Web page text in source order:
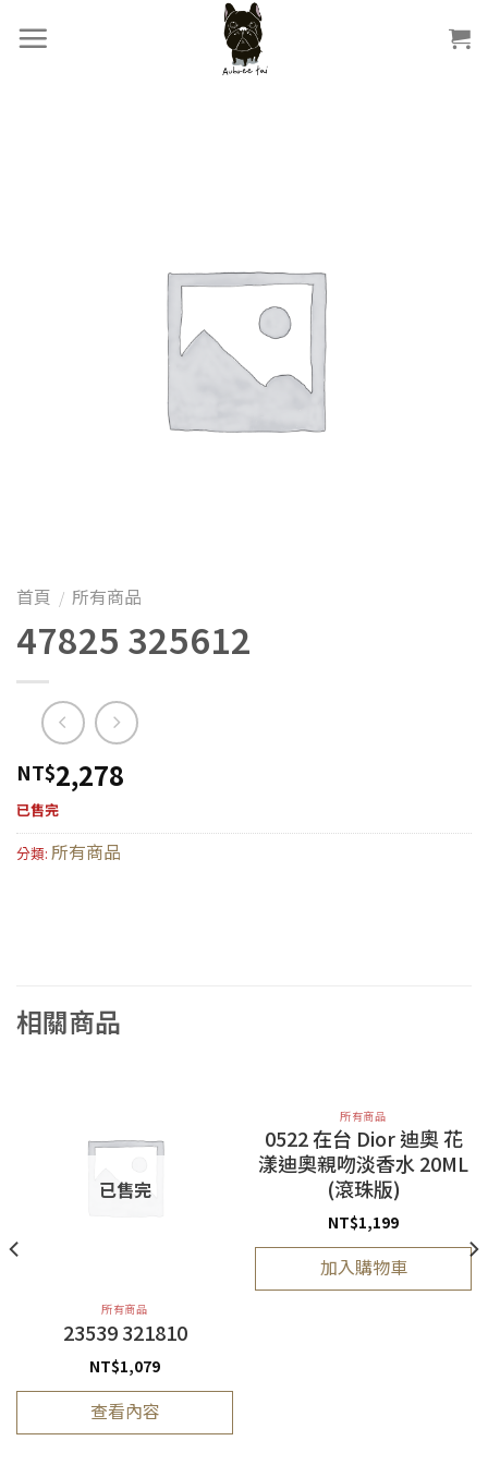
首頁 / 所有商品
47825 325612
NT$2,278
已售完
分類: 所有商品
相關商品
已售完
所有商品
23539 321810
NT$1,079
查看內容
所有商品
0522 在台 Dior 迪奧 花
漾迪奧親吻淡香水 20ML
(滾珠版)
NT$1,199
加入購物車